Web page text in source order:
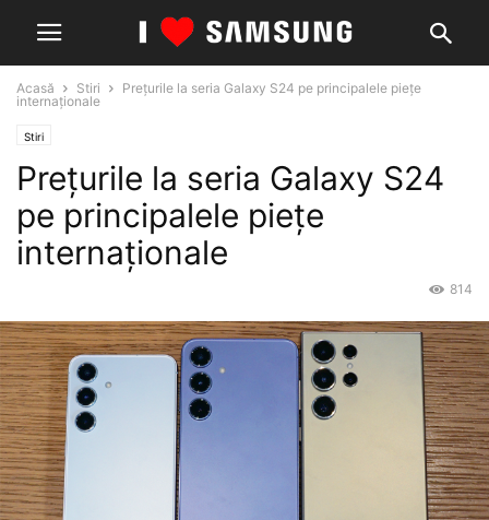
Acasă Stiri
Prețurile la seria Galaxy S24 pe principalele piețe
internaționale
Stiri
Prețurile la seria Galaxy S24
pe principalele piețe
internaționale
814